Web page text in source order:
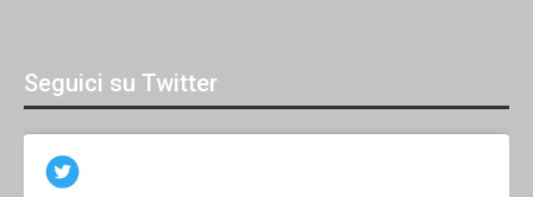
Seguici su Twitter